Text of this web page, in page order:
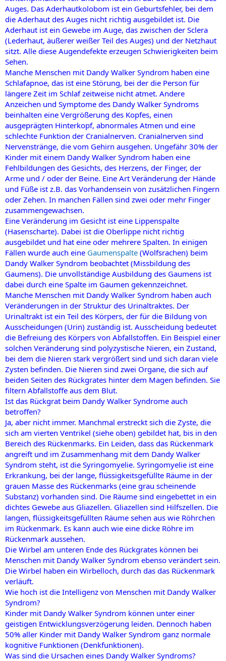
Auges. Das Aderhautkolobom ist ein Geburtsfehler, bei dem
die Aderhaut des Auges nicht richtig ausgebildet ist. Die
Aderhaut ist ein Gewebe im Auge, das zwischen der Sclera
(Lederhaut, äußerer weißer Teil des Auges) und der Netzhaut
sitzt. Alle diese Augendefekte erzeugen Schwierigkeiten beim
Sehen.
Manche Menschen mit Dandy Walker Syndrom haben eine
Schlafapnoe, das ist eine Störung, bei der die Person für
längere Zeit im Schlaf zeitweise nicht atmet. Andere
Anzeichen und Symptome des Dandy Walker Syndroms
beinhalten eine Vergrößerung des Kopfes, einen
ausgeprägten Hinterkopf, abnormales Atmen und eine
schlechte Funktion der Cranialnerven. Cranialnerven sind
Nervenstränge, die vom Gehirn ausgehen. Ungefähr 30% der
Kinder mit einem Dandy Walker Syndrom haben eine
Fehlbildungen des Gesichts, des Herzens, der Finger, der
Arme und / oder der Beine. Eine Art Veränderung der Hände
und Füße ist z.B. das Vorhandensein von zusätzlichen Fingern
oder Zehen. In manchen Fällen sind zwei oder mehr Finger
zusammengewachsen.
Eine Veränderung im Gesicht ist eine Lippenspalte
(Hasenscharte). Dabei ist die Oberlippe nicht richtig
ausgebildet und hat eine oder mehrere Spalten. In einigen
Fällen wurde auch eine Gaumenspalte (Wolfsrachen) beim
Dandy Walker Syndrom beobachtet (Missbildung des
Gaumens). Die unvollständige Ausbildung des Gaumens ist
dabei durch eine Spalte im Gaumen gekennzeichnet.
Manche Menschen mit Dandy Walker Syndrom haben auch
Veränderungen in der Struktur des Urinaltraktes. Der
Urinaltrakt ist ein Teil des Körpers, der für die Bildung von
Ausscheidungen (Urin) zuständig ist. Ausscheidung bedeutet
die Befreiung des Körpers von Abfallstoffen. Ein Beispiel einer
solchen Veränderung sind polyzystische Nieren, ein Zustand,
bei dem die Nieren stark vergrößert sind und sich daran viele
Zysten befinden. Die Nieren sind zwei Organe, die sich auf
beiden Seiten des Rückgrates hinter dem Magen befinden. Sie
filtern Abfallstoffe aus dem Blut.
Ist das Rückgrat beim Dandy Walker Syndrome auch
betroffen?
Ja, aber nicht immer. Manchmal erstreckt sich die Zyste, die
sich am vierten Ventrikel (siehe oben) gebildet hat, bis in den
Bereich des Rückenmarks. Ein Leiden, dass das Rückenmark
angreift und im Zusammenhang mit dem Dandy Walker
Syndrom steht, ist die Syringomyelie. Syringomyelie ist eine
Erkrankung, bei der lange, flüssigkeitsgefüllte Räume in der
grauen Masse des Rückenmarks (eine grau scheinende
Substanz) vorhanden sind. Die Räume sind eingebettet in ein
dichtes Gewebe aus Gliazellen. Gliazellen sind Hilfszellen. Die
langen, flüssigkeitsgefüllten Räume sehen aus wie Röhrchen
im Rückenmark. Es kann auch wie eine dicke Röhre im
Rückenmark aussehen.
Die Wirbel am unteren Ende des Rückgrates können bei
Menschen mit Dandy Walker Syndrom ebenso verändert sein.
Die Wirbel haben ein Wirbelloch, durch das das Rückenmark
verläuft.
Wie hoch ist die Intelligenz von Menschen mit Dandy Walker
Syndrom?
Kinder mit Dandy Walker Syndrom können unter einer
geistigen Entwicklungsverzögerung leiden. Dennoch haben
50% aller Kinder mit Dandy Walker Syndrom ganz normale
kognitive Funktionen (Denkfunktionen).
Was sind die Ursachen eines Dandy Walker Syndroms?